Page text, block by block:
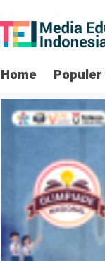
Home Populer